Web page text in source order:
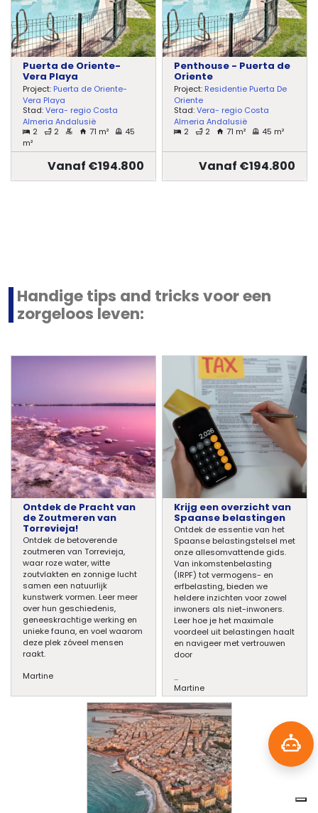
Puerta de Oriente-
Vera Playa
Project: Puerta de Oriente-
Vera Playa
Stad:Vera- regio Costa
Almeria Andalusië
2
2 71 m²
45
m²
Vanaf €194.800
Penthouse - Puerta de
Oriente
Project: Residentie Puerta De
Oriente
Stad:Vera- regio Costa
Almeria Andalusië
2
2 71 m² 45 m²
Vanaf €194.800
Handige tips and tricks voor een
zorgeloos leven:
Ontdek de Pracht van
de Zoutmeren van
Torrevieja!
Ontdek de betoverende
zoutmeren van Torrevieja,
waar roze water, witte
zoutvlakten en zonnige lucht
samen een natuurlijk
kunstwerk vormen. Leer meer
over hun geschiedenis,
geneeskrachtige werking en
unieke fauna, en voel waarom
deze plek zóveel mensen
raakt.
Martine
Krijg een overzicht van
Spaanse belastingen
Ontdek de essentie van het
Spaanse belastingstelsel met
onze allesomvattende gids.
Van inkomstenbelasting
(IRPF) tot vermogens- en
erfbelasting, bieden we
heldere inzichten voor zowel
inwoners als niet-inwoners.
Leer hoe je het maximale
voordeel uit belastingen haalt
en navigeer met vertrouwen
door
...
Martine